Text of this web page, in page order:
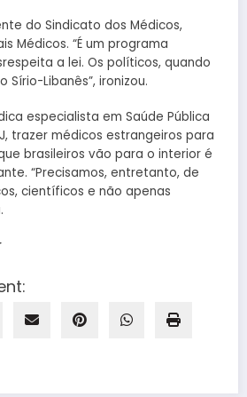
do Sindicato dos Médicos,
Médicos. “É um programa
a lei. Os políticos, quando
Libanês”, ironizou.
especialista em Saúde Pública
trazer médicos estrangeiros para
brasileiros vão para o interior é
“Precisamos, entretanto, de
científicos e não apenas